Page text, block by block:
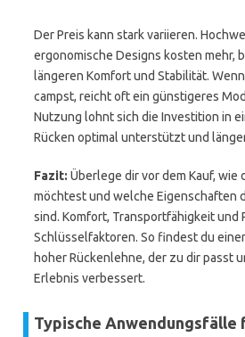
Der Preis kann stark variieren.
ergonomische Designs kosten mehr,
längeren Komfort und Stabilität.
campst, reicht oft ein günstigeres
Nutzung lohnt sich die Investition in
Rücken optimal unterstützt und
Fazit: Überlege dir vor dem Kauf, wie
möchtest und welche Eigenschaften
sind. Komfort, Transportfähigkeit und
Schlüsselfaktoren. So findest du
hoher Rückenlehne, der zu dir passt
Erlebnis verbessert.
Typische Anwendungsfälle